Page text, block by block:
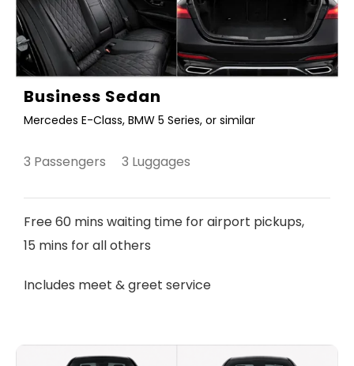
Business Sedan
Mercedes E-Class, BMW 5 Series, or similar
3 Passengers 3 Luggages
Free 60 mins waiting time for airport pickups,
15 mins for all others
Includes meet & greet service